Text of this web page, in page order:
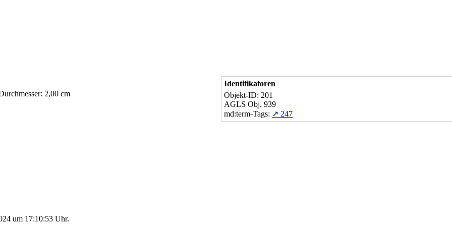
2,00 cm
Identifikatoren
Objekt-ID: 201
AGLS Obj. 939
md:term-Tags: ↗ 247
um 17:10:53 Uhr.